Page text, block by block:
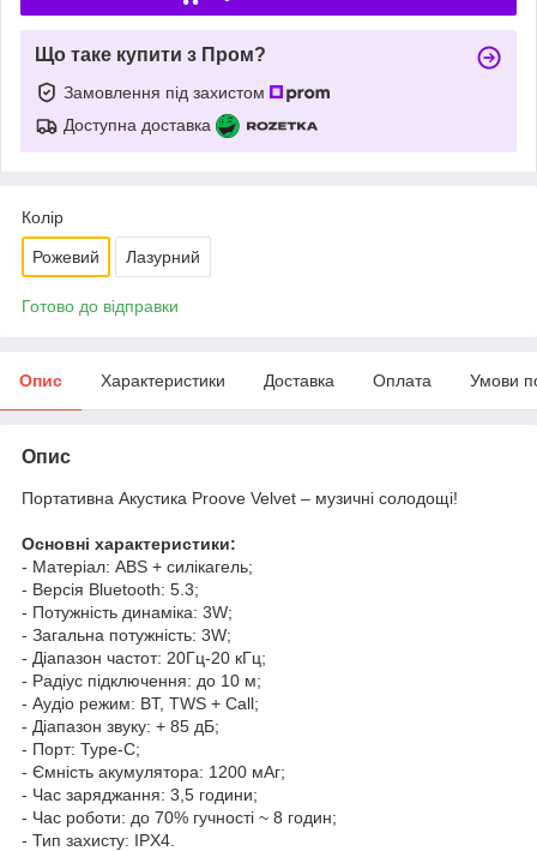
Що таке купити з Пром?
Замовлення під захистом
Доступна доставка
Колір
Рожевий Лазурний
Готово до відправки
Опис Характеристики Доставка Оплата Умови
Опис
Портативна Акустика Proove Velvet – музичні солодощі!
Основні характеристики:
- Матеріал: ABS + силікагель;
- Версія Bluetooth: 5.3;
- Потужність динаміка: 3W;
- Загальна потужність: 3W;
- Діапазон частот: 20Гц-20 кГц;
- Радіус підключення: до 10 м;
- Аудіо режим: BT, TWS + Call;
- Діапазон звуку: + 85 дБ;
- Порт: Type-C;
- Ємність акумулятора: 1200 мАг;
- Час заряджання: 3,5 години;
- Час роботи: до 70% гучності ~ 8 годин;
- Тип захисту: IPX4.